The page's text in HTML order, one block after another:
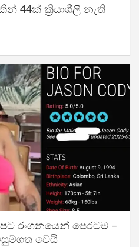
44ක් ක්‍රියාශීලී නැති
රංගනයෙන් පෙරටම –
වෙයි